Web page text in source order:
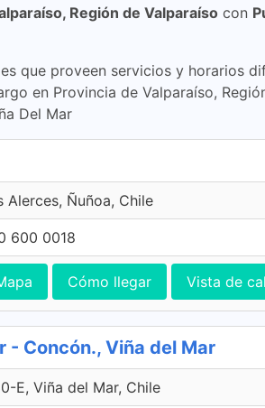
Región de Valparaíso con
que proveen servicios y horarios
en Provincia de Valparaíso,
Del Mar
Alerces, Ñuñoa, Chile
600 0018
Cómo llegar Vista de
- Concón., Viña del Mar
E, Viña del Mar, Chile